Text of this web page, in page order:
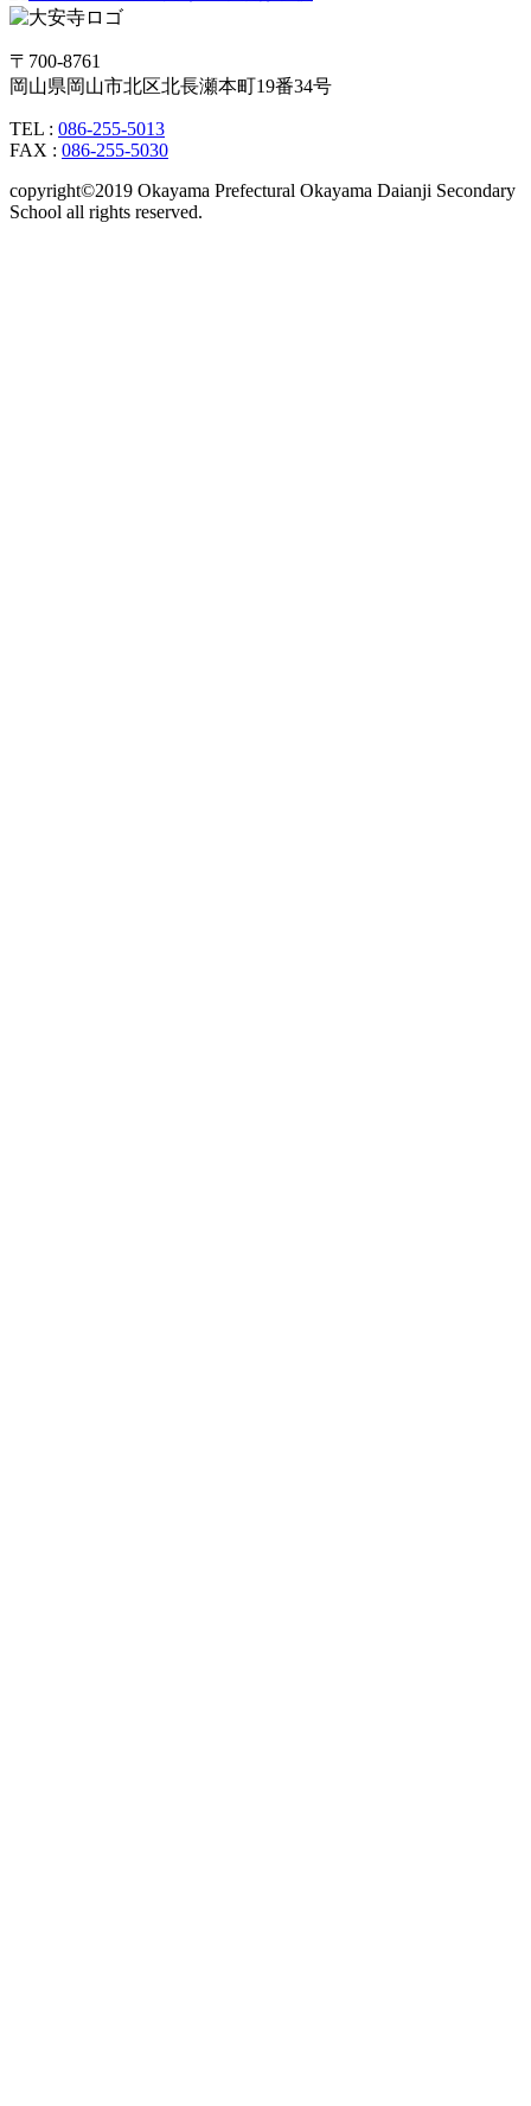
〒700-8761
岡山県岡山市北区北長瀬本町19番34号
TEL : 086-255-5013
FAX : 086-255-5030
copyright©2019 Okayama Prefectural Okayama Daianji Secondary
School all rights reserved.